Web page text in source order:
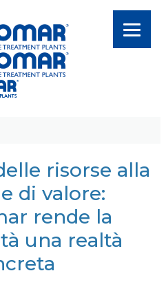
risorse alla
di valore:
rende la
una realtà